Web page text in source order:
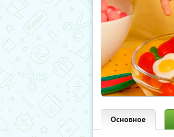
Основное